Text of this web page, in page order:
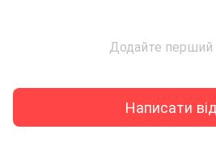
Додайте перший
Написати